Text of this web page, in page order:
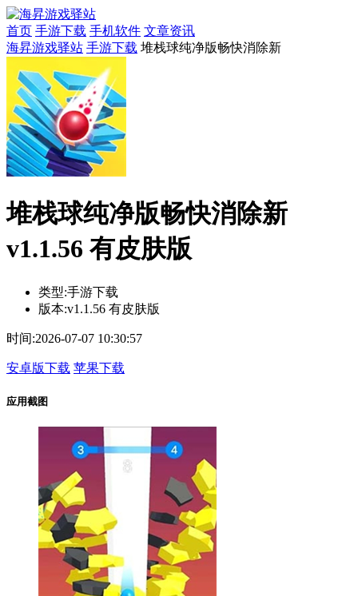
首页 手游下载 手机软件 文章资讯
海昇游戏驿站 手游下载 堆栈球纯净版畅快消除新
堆栈球纯净版畅快消除新
v1.1.56 有皮肤版
类型:手游下载
版本:v1.1.56 有皮肤版
时间:2026-07-07 10:30:57
安卓版下载 苹果下载
应用截图